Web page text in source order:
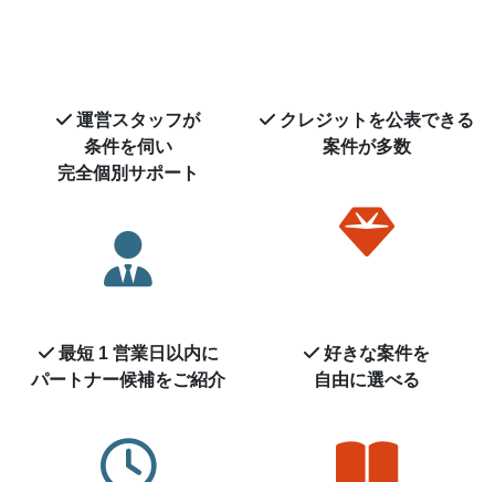
運営スタッフが
条件を伺い
完全個別サポート
クレジットを公表できる
案件が多数
最短 1 営業日以内に
パートナー候補をご紹介
好きな案件を
自由に選べる